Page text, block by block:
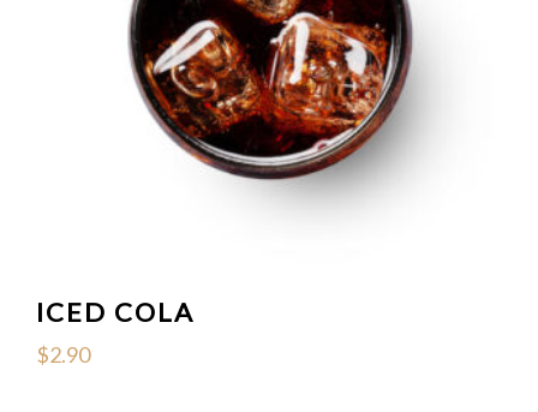
ICED COLA
$2.90